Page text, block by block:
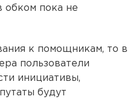
обком пока не
к помощникам, то в
пользователи
инициативы,
будут